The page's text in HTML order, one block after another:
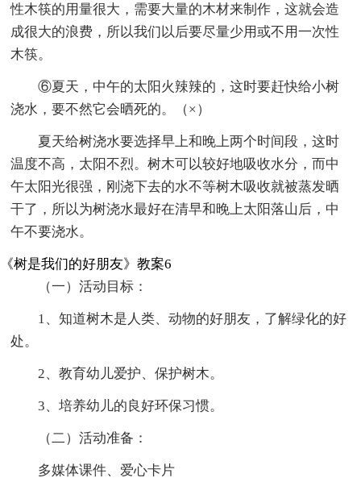
性木筷的用量很大，需要大量的木材来制作，这就会造
成很大的浪费，所以我们以后要尽量少用或不用一次性
木筷。
⑥夏天，中午的太阳火辣辣的，这时要赶快给小树
浇水，要不然它会晒死的。（×）
夏天给树浇水要选择早上和晚上两个时间段，这时
温度不高，太阳不烈。树木可以较好地吸收水分，而中
午太阳光很强，刚浇下去的水不等树木吸收就被蒸发晒
干了，所以为树浇水最好在清早和晚上太阳落山后，中
午不要浇水。
《树是我们的好朋友》教案6
（一）活动目标：
1、知道树木是人类、动物的好朋友，了解绿化的好
处。
2、教育幼儿爱护、保护树木。
3、培养幼儿的良好环保习惯。
（二）活动准备：
多媒体课件、爱心卡片